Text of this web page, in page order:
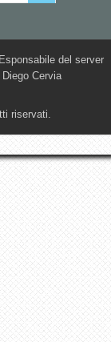
del server
Cervia
riservati.